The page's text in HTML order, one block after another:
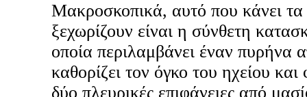
Μακροσκοπικά, αυτό που κάνει
ξεχωρίζουν είναι η σύνθετη
οποία περιλαμβάνει έναν πυρήνα
καθορίζει τον όγκο του ηχείου
δύο πλευρικές επιφάνειες από